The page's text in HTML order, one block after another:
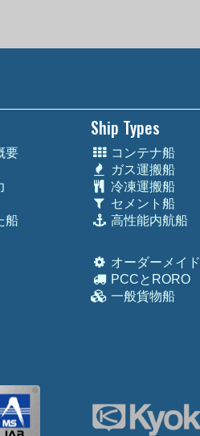
要
船
Ship Types
コンテナ船
ガス運搬船
冷凍運搬船
セメント船
高性能内航船
オーダーメイド
PCCとRORO
一般貨物船